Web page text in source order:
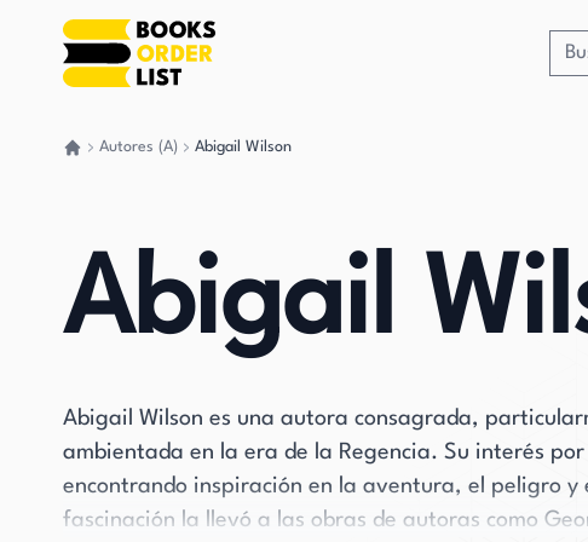
Autores (A) Abigail Wilson
Abigail
Abigail Wilson es una autora consagrada,
ambientada en la era de la Regencia. Su interés
encontrando inspiración en la aventura, el peligro
fascinación la llevó a las obras de autoras como